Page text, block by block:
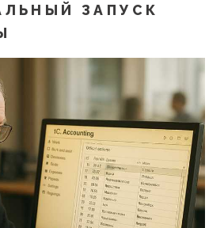
ЗАПУСК